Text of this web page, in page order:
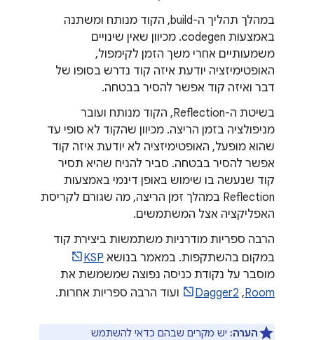
במהלך תהליך ה-build, הקוד מנותח ומשתנה
באמצעות codegen. מכיוון שאין שינויים
משמעותיים אחרי משך הזמן לקימפול,
האופטימיזציה יודעת איזה קוד נדרש בסופו של
דבר ואיזה קוד אפשר להסיר בבטחה.
בשיטת ה-Reflection, הקוד מנותח ועובר
מניפולציה בזמן הריצה. מכיוון שהקוד לא סופי עד
שהוא מופעל, האופטימיזציה לא יודעת איזה קוד
אפשר להסיר בבטחה. סביר להניח שהיא תסיר
קוד שנעשה בו שימוש באופן דינמי באמצעות
Reflection במהלך זמן הריצה, מה שגורם לקריסת
האפליקציה אצל המשתמשים.
הרבה ספריות מודרניות משתמשות ביצירת קוד
במקום בהשתקפות. במאמר בנושא KSP
מוסבר על נקודת כניסה נפוצה שמשמשת את
Room
,‏
Dagger2 ועוד הרבה ספריות אחרות.
הערה: יש מקרים שבהם כדאי להשתמש